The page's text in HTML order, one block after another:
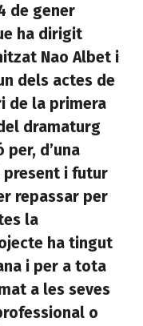
de gener
ha dirigit
Nao Albet i
dels actes de
de la primera
dramaturg
d’una
present i futur
repassar per
la
ha tingut
i per a tota
a les seves
o